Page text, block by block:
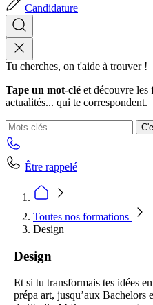
Candidature
Tu cherches, on t'aide à trouver !
Tape un mot-clé et découvre les
actualités... qui te correspondent.
Être rappelé
Toutes nos formations
Design
Design
Et si tu transformais tes idées
prépa art, jusqu’aux Bachelors